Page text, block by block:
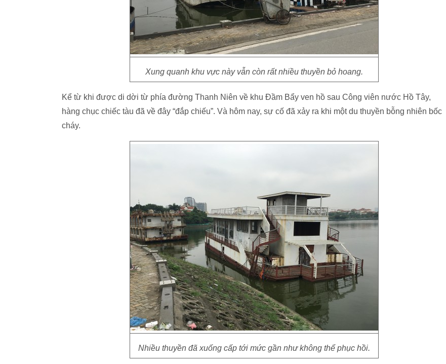
Xung quanh khu vực này vẫn còn rất nhiều thuyền bỏ hoang.
Kể từ khi được di dời từ phía đường Thanh Niên về khu Đầm Bẩy ven hồ sau Công viên nước Hồ Tây,
hàng chục chiếc tàu đã về đây “đắp chiếu”. Và hôm nay, sự cố đã xảy ra khi một du thuyền bỗng nhiên bốc
cháy.
Nhiều thuyền đã xuống cấp tới mức gần như không thể phục hồi.